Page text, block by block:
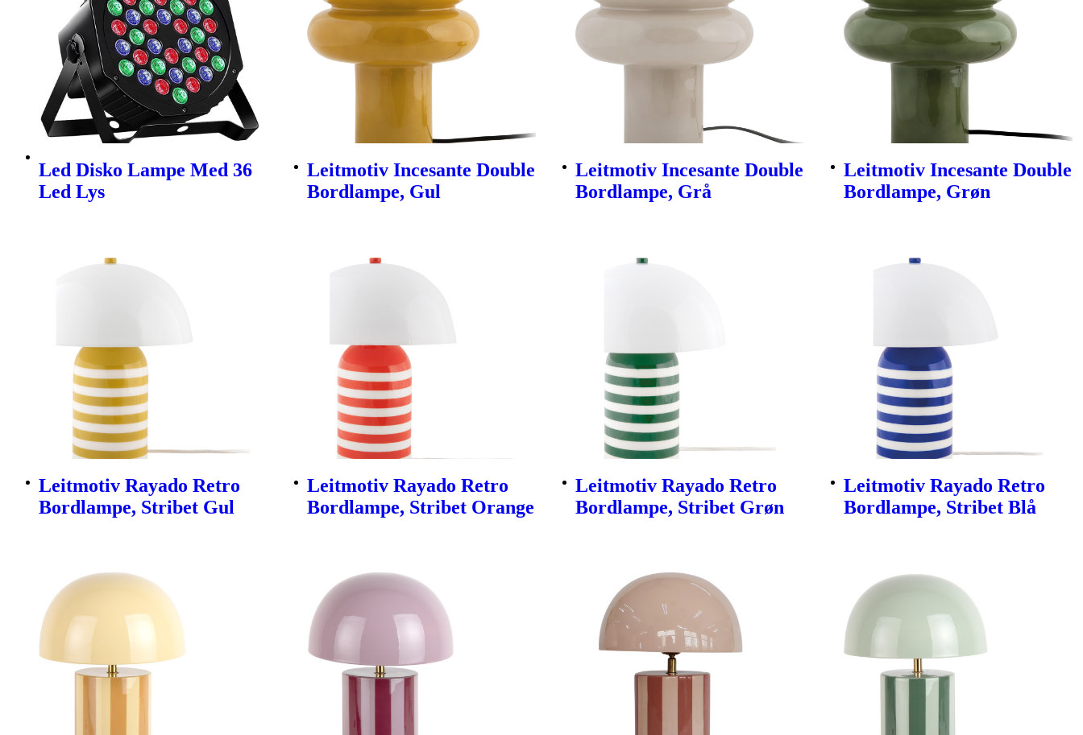
Led Disko Lampe Med 36
Led Lys
Leitmotiv Incesante Double
Bordlampe, Gul
Leitmotiv Incesante Double
Bordlampe, Grå
Leitmotiv Incesante Double
Bordlampe, Grøn
Leitmotiv Rayado Retro
Bordlampe, Stribet Gul
Leitmotiv Rayado Retro
Bordlampe, Stribet Orange
Leitmotiv Rayado Retro
Bordlampe, Stribet Grøn
Leitmotiv Rayado Retro
Bordlampe, Stribet Blå